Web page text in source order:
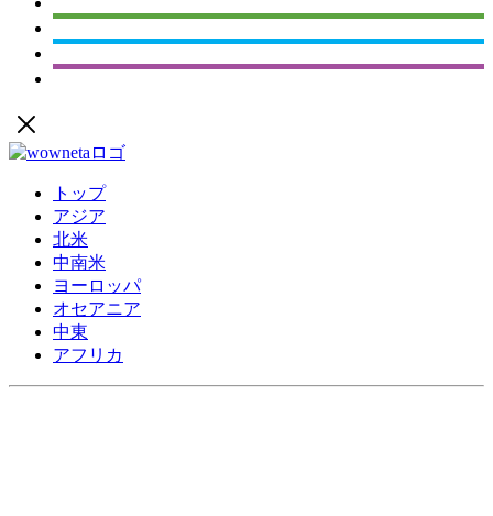
トップ
アジア
北米
中南米
ヨーロッパ
オセアニア
中東
アフリカ